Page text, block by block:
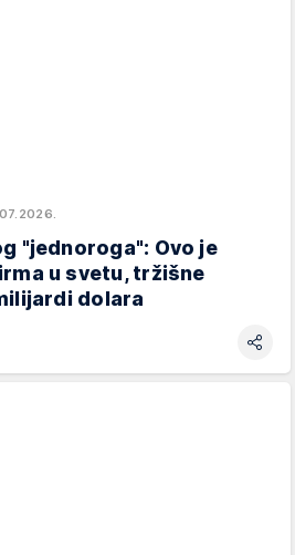
"jednoroga": Ovo je
u svetu, tržišne
dolara